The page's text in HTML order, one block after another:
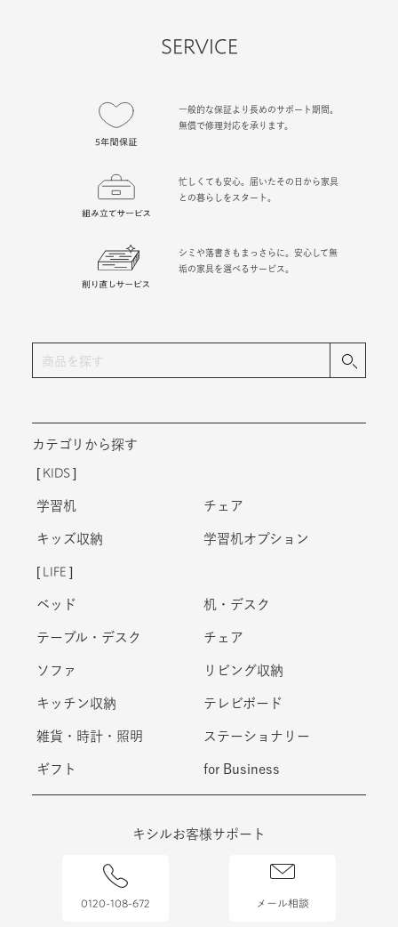
SERVICE
一般的な保証より長めのサポート期間。
無償で修理対応を承ります。
忙しくても安心。届いたその日から家具
との暮らしをスタート。
シミや落書きもまっさらに。安心して無
垢の家具を選べるサービス。
カテゴリから探す
KIDS
学習机 チェア
キッズ収納 学習机オプション
LIFE
ベッド 机・デスク
テーブル・デスク チェア
ソファ リビング収納
キッチン収納 テレビボード
雑貨・時計・照明 ステーショナリー
ギフト for Business
キシルお客様サポート
0120-108-672 メール相談